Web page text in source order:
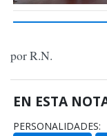
por R.N.
EN ESTA
PERSONALIDADES: